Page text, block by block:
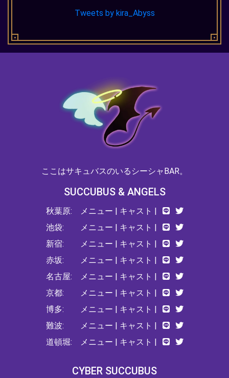
Tweets by kira_Abyss
ここはサキュバスのいるシーシャBAR。
SUCCUBUS & ANGELS
秋葉原:
池袋:
新宿:
赤坂:
名古屋:
京都:
博多:
難波:
道頓堀:
メニュー キャスト
メニュー
キャスト
メニュー
キャスト
メニュー
キャスト
メニュー
キャスト
メニュー
キャスト
メニュー
キャスト
メニュー
キャスト
メニュー
キャスト
CYBER SUCCUBUS